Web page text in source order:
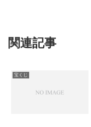
関連記事
宝くじ